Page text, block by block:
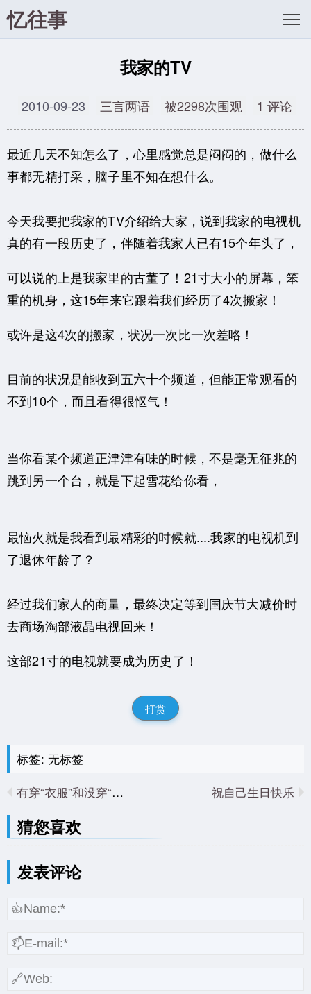
忆往事
我家的TV
2010-09-23 三言两语 被2298次围观 1 评论
最近几天不知怎么了，心里感觉总是闷闷的，做什么
事都无精打采，脑子里不知在想什么。
今天我要把我家的TV介绍给大家，说到我家的电视机
真的有一段历史了，伴随着我家人已有15个年头了，
可以说的上是我家里的古董了！21寸大小的屏幕，笨
重的机身，这15年来它跟着我们经历了4次搬家！
或许是这4次的搬家，状况一次比一次差咯！
目前的状况是能收到五六十个频道，但能正常观看的
不到10个，而且看得很怄气！
当你看某个频道正津津有味的时候，不是毫无征兆的
跳到另一个台，就是下起雪花给你看，
最恼火就是我看到最精彩的时候就....我家的电视机到
了退休年龄了？
经过我们家人的商量，最终决定等到国庆节大减价时
去商场淘部液晶电视回来！
这部21寸的电视就要成为历史了！
打赏
标签: 无标签
有穿“衣服”和没穿“衣服”之区别
祝自己生日快乐
猜您喜欢
发表评论